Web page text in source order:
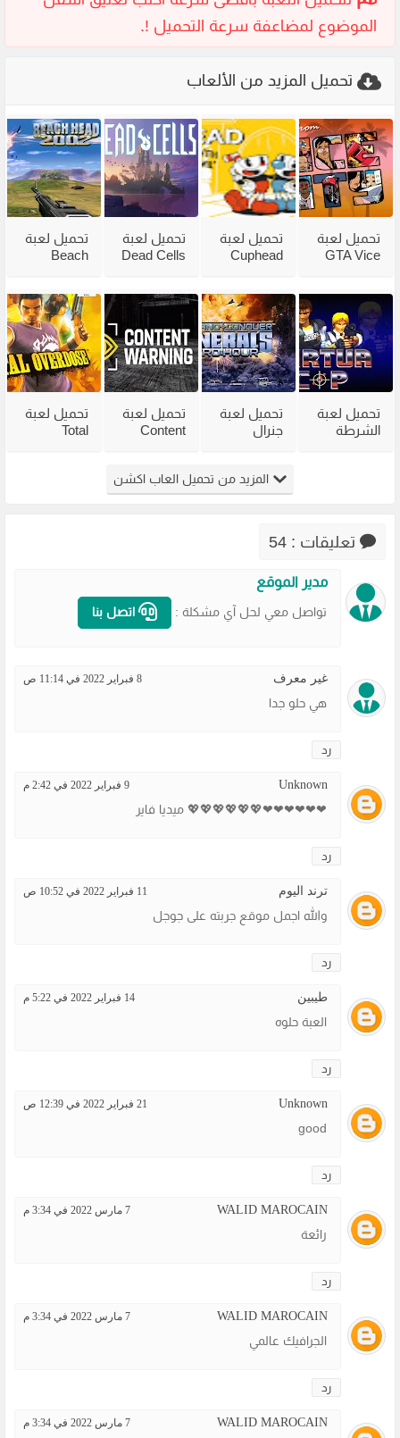
تحميل المزيد من الألعاب
تحميل لعبة
GTA Vice
مضغوطة
من ميديا
فاير
تحميل لعبة
Cuphead
فاير بحجم
صغير
تحميل لعبة
Dead Cells
الاضافات
تحميل لعبة
Beach
من ميديا
فاير
تحميل لعبة
الشرطة
تحميل لعبة
جنرال
Zero Hour
للكمبيوتر
تحميل لعبة
Content
من ميديا
فاير
تحميل لعبة
Total
مضغوطة
المزيد من تحميل العاب اكشن
تعليقات : 54
مدير الموقع
تواصل معي لحل آي مشكلة : اتصل بنا
غير معرف 8 فبراير 2022 في 11:14 ص
هي حلو جدا
رد
Unknown 9 فبراير 2022 في 2:42 م
❤❤❤❤❤❤💖💖💖💖💖💖 ميديا فاير
رد
ترند اليوم 11 فبراير 2022 في 10:52 ص
والله اجمل موقع جربته على جوجل
رد
طيبين 14 فبراير 2022 في 5:22 م
العبة حلوه
رد
Unknown 21 فبراير 2022 في 12:39 ص
good
رد
WALID MAROCAIN 7 مارس 2022 في 3:34 م
رائعة
رد
WALID MAROCAIN 7 مارس 2022 في 3:34 م
الجرافيك عالمي
رد
WALID MAROCAIN 7 مارس 2022 في 3:34 م